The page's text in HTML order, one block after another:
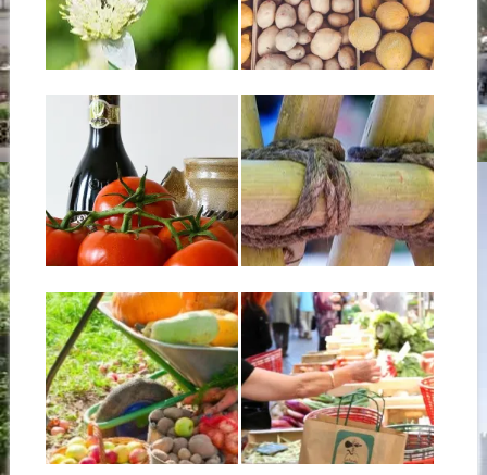
BIOLOGIQUE :
INTÉRÊTS POUR
VOTRE JARDIN
boutiques en ligne dédiées à la
vente...
▶
ENSEIGNES QUI
UTILISENT LE
MOINS DE
Ce mardi, Greenpeace a
publié son classement des
enseignes françaises de...
▶
05.07.18
EQUILIBRE
ALIMENTAIRE
L’équilibre alimentaire fait
partie de la vie quotidienne. Il
n’est pourtant...
▶
03.07.18
CONSTRUIRE DES
STRUCTURES DE
JARDIN EN
CANNES DE
BAMBOU :
ESTHÉTIQUE,
EXOTIQUE ET
Exit le bois composite, le PVC,
le plastique, le polyéthylène,
le...
14.06.18
COMMENT BIEN
CONSERVER SES
FRUITS ET
LÉGUMES EN
HIVER ?
Vous recherchez un moyen
efficace pour conserver vos
fruits et légumes...
▶
11.06.18
QUATRE ASTUCES
POUR MANGER
SAINEMENT EN
RESPECTANT
NOS
AGRICULTEURS
ET NOTRE
▶